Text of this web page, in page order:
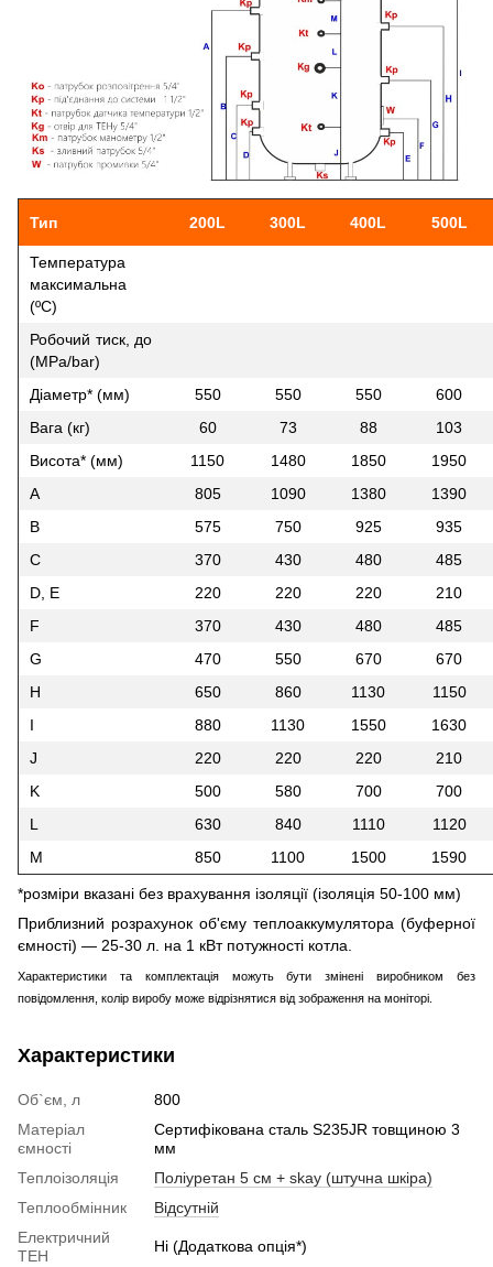
Тип 200L 300L 400L 500L
Температура
максимальна
(ºС)
Робочий тиск, до
(MPa/bar)
Діаметр* (мм)
550 550 550
600
Вага (кг)
60 73 88
103
Висота* (мм)
1150 1480 1850
1950
A
805 1090 1380
1390
B
575 750 925
935
C
370 430 480
485
D, E
220 220 220
210
F
370 430 480
485
G
470 550 670
670
H
650 860 1130
1150
I
880 1130 1550
1630
J
220 220 220
210
K
500 580 700
700
L
630 840 1110
1120
M
850 1100 1500 1590
*розміри вказані без врахування ізоляції (ізоляція 50-100 мм)
Приблизний розрахунок об'єму теплоаккумулятора (буферної
ємності) — 25-30 л. на 1 кВт потужності котла.
Характеристики та комплектація можуть бути змінені виробником без
повідомлення, колір виробу може відрізнятися від зображення на моніторі.
Характеристики
Об`єм, л
800
Матеріал
ємності
Сертифікована сталь S235JR товщиною 3
мм
Теплоізоляція
Поліуретан 5 см + skay (штучна шкіра)
Теплообмінник
Відсутній
Електричний
ТЕН
Ні (Додаткова опція*)